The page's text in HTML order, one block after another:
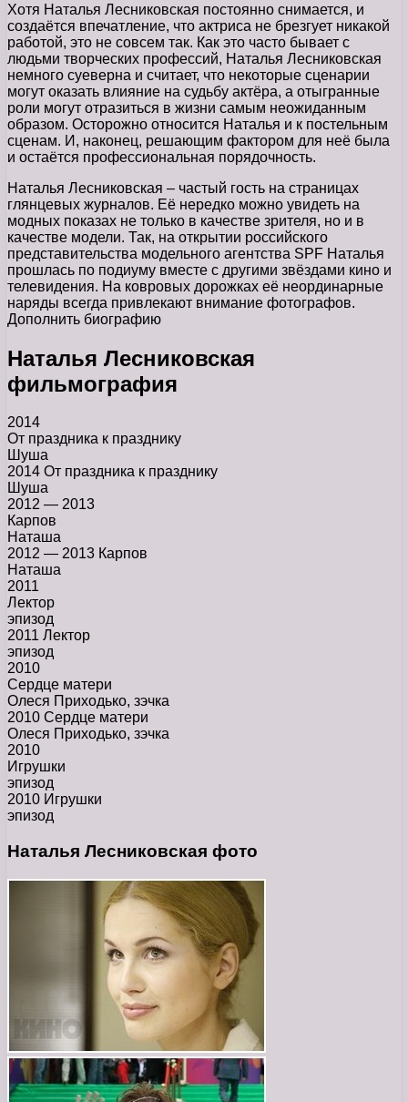
Хотя Наталья Лесниковская постоянно снимается, и
создаётся впечатление, что актриса не брезгует никакой
работой, это не совсем так. Как это часто бывает с
людьми творческих профессий, Наталья Лесниковская
немного суеверна и считает, что некоторые сценарии
могут оказать влияние на судьбу актёра, а отыгранные
роли могут отразиться в жизни самым неожиданным
образом. Осторожно относится Наталья и к постельным
сценам. И, наконец, решающим фактором для неё была
и остаётся профессиональная порядочность.
Наталья Лесниковская – частый гость на страницах
глянцевых журналов. Её нередко можно увидеть на
модных показах не только в качестве зрителя, но и в
качестве модели. Так, на открытии российского
представительства модельного агентства SPF Наталья
прошлась по подиуму вместе с другими звёздами кино и
телевидения. На ковровых дорожках её неординарные
наряды всегда привлекают внимание фотографов.
Дополнить биографию
Наталья Лесниковская
фильмография
2014
От праздника к празднику
Шуша
2014 От праздника к празднику
Шуша
2012 — 2013
Карпов
Наташа
2012 — 2013 Карпов
Наташа
2011
Лектор
эпизод
2011 Лектор
эпизод
2010
Сердце матери
Олеся Приходько, зэчка
2010 Сердце матери
Олеся Приходько, зэчка
2010
Игрушки
эпизод
2010 Игрушки
эпизод
Наталья Лесниковская фото